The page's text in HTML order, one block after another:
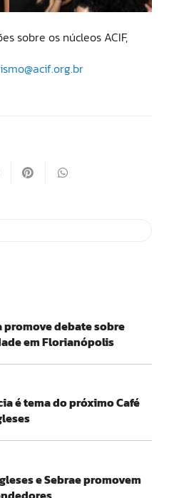
sobre os núcleos ACIF,
debate sobre
em Florianópolis
é tema do próximo Café
e Sebrae promovem